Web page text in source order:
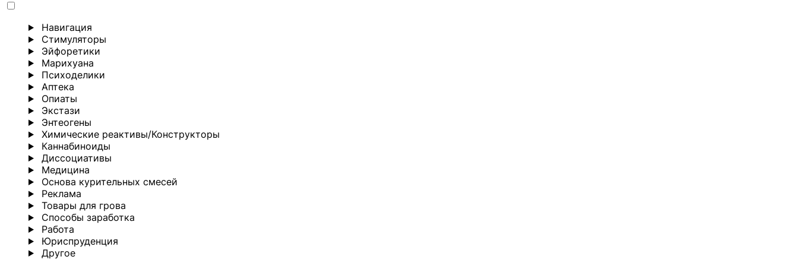
Навигация
Стимуляторы
Эйфоретики
Марихуана
Психоделики
Аптека
Опиаты
Экстази
Энтеогены
Химические реактивы/Конструкторы
Каннабиноиды
Диссоциативы
Медицина
Основа курительных смесей
Реклама
Товары для грова
Способы заработка
Работа
Юриспруденция
Другoе